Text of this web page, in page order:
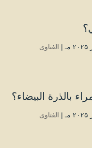
الفتاوى
بالذرة البيضاء؟
الفتاوى